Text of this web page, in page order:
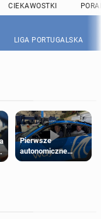
CIEKAWOSTKI
LIGA PORTUGALSKA
Pierwsze
autonomiczne
Ubery pojawią się